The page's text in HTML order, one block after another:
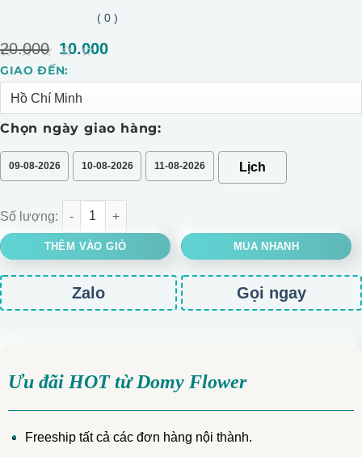
0
out
of
5
( 0 )
20.000 Giá
gốc
là:
20.000.
10.000
tại
10.000.
GIAO ĐẾN:
Chọn ngày giao hàng:
09-08-2026 10-08-2026 11-08-2026
Đồng tiền cánh xoăn số lượng
THÊM VÀO GIỎ MUA NHANH
Alternative:
Zalo Gọi ngay
Ưu đãi HOT từ Domy Flower
Freeship tất cả các đơn hàng nội thành.